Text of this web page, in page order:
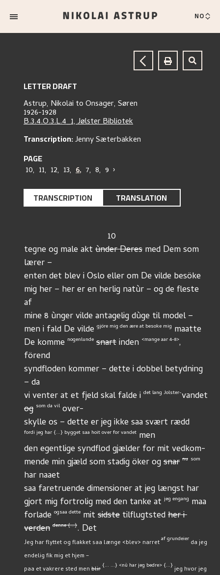
NO
LETTER DRAFT
Astrup, Nikolai toOnsager, Søren
1926-1928
B.3.4.O.3.L.4_1, Jølster Bibliotek
Transcription:Jenny Sæterbakken
PAGE
10, 11, 12, 13, 6, 7, 8, 9 ›
TRANSCRIPTION TRANSLATION
			          10
tegne og male akt ùnder Deres med Dem som
lærer –
enten det blev i Oslo eller om De vilde besöke
mig her – her er en herlig natùr – og de fleste
af
mine 8 ùnger vilde antagelig dùge til model –
men i fald De vilde gjöre mig den ære at besoke mig maatte
De komme nogenlunde snart inden <mange aar 4-8>,
förend
syndfloden kommer – dette i dobbel betydning
– da
vi venter at et fjeld skal falde i det lang Jolster-
og som da vil over-
skylle os – dette er jeg ikke saa svært rædd
fordi jeg har {...} bygget saa hoit over for vandet men
den egentlige syndflod gjælder for mit vedkom-
mende min gjæld som stadig öker og snar nu som
har naaet
saa faretruende dimensioner at jeg længst har
gjort mig fortrolig med den tanke at jeg engang maa
forlade ogsaa dette mit sidste tilflugtsted her i
verden denne {...}. Det
Jeg har flyttet og flakket saa længe <blev> narret af grundeier da jeg
endelig fik mig et hjem –
paa et vakrere sted men blir{... ...} <nù har jeg bedre> {...} jeg hvor jeg